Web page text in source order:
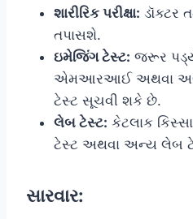
શારીરિક પરીક્ષા: ડૉક્ટર
તપાસશે.
ઇમેજિંગ ટેસ્ટ: જરૂર
એમઆરઆઈ અથવા
ટેસ્ટ સૂચવી શકે છે.
લેબ ટેસ્ટ: કેટલાક
ટેસ્ટ અથવા અન્ય લેબ
સારવાર: